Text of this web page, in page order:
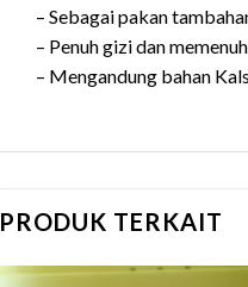
– Sebagai pakan
– Penuh gizi dan
– Mengandung bahan
PRODUK TERKAIT